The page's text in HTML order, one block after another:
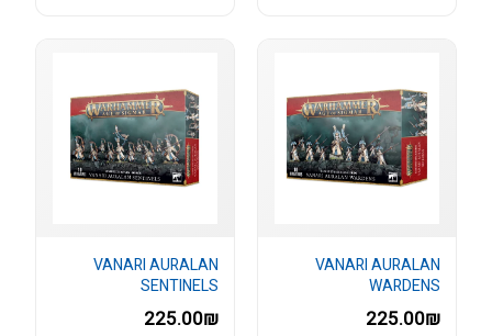
VANARI AURALAN
WARDENS
225.00₪
VANARI AURALAN
SENTINELS
225.00₪